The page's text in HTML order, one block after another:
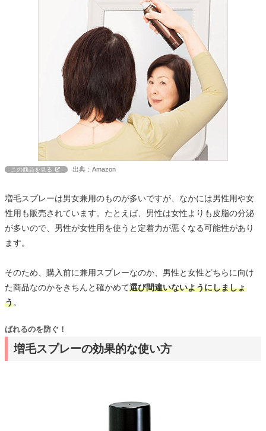
この商品を見る 出典：Amazon
増毛スプレーは男女兼用のものが多いですが、なかには男性用や女
性用も販売されています。たとえば、男性は女性よりも皮脂の分泌
が多いので、男性が女性用を使うと定着力が悪くなる可能性があり
ます。
そのため、購入前に兼用スプレーなのか、男性と女性どちらに向け
た商品なのかをきちんと確かめて選び間違いないようにしましょ
う。
増毛スプレーの効果的な使い方
ばれるのを防ぐ！